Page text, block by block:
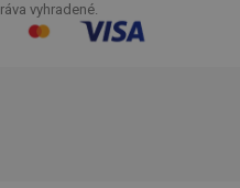
vyhradené.